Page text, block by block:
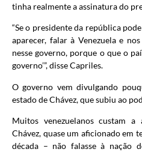
tinha realmente a assinatura do
“Se o presidente da república
aparecer, falar à Venezuela e
nesse governo, porque o que o
governo’”, disse Capriles.
O governo vem divulgando
estado de Chávez, que subiu ao
Muitos venezuelanos custam
Chávez, quase um aficionado em
década – não falasse à nação